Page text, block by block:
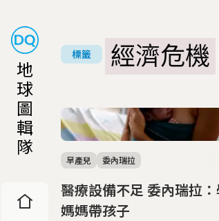
地
球
圖
輯
隊
標籤 經濟危機
醫療設備不足 委內瑞拉：學袋鼠
媽媽帶孩子
早產兒 委內瑞拉